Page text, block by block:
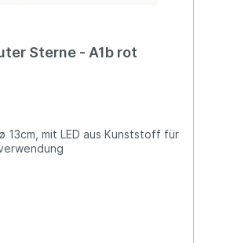
Sterne - A1b rot
13cm, mit LED aus Kunststoff für